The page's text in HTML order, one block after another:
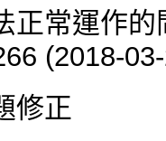
正常運作
(2018-
修正